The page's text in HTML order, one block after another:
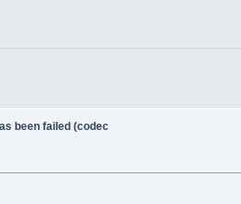
been failed (codec